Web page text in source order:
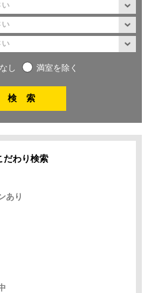
し 満室を除く
だわり検索
あり